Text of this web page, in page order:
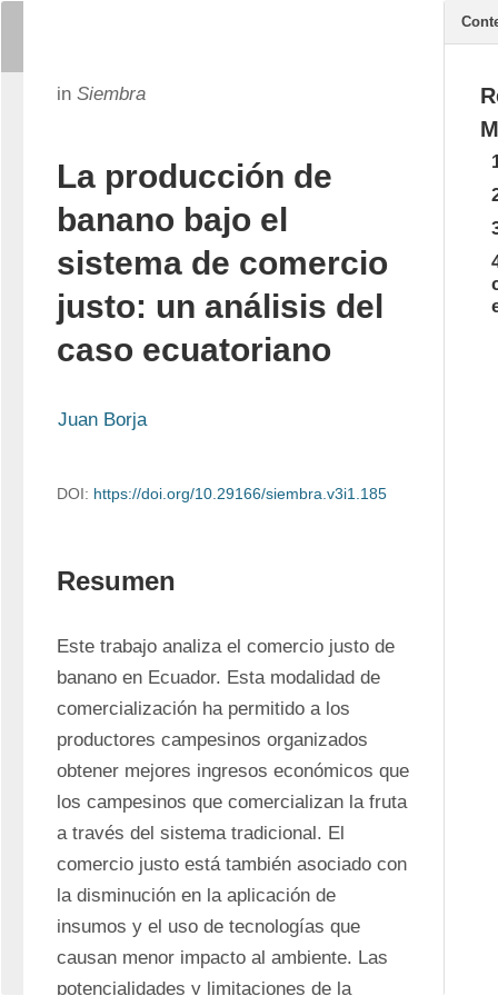
in Siembra
La producción de
banano bajo el
sistema de comercio
justo: un análisis del
caso ecuatoriano
Juan Borja
DOI: https://doi.org/10.29166/siembra.v3i1.185
Resumen
Este trabajo analiza el comercio justo de
banano en Ecuador. Esta modalidad de
comercialización ha permitido a los
productores campesinos organizados
obtener mejores ingresos económicos que
los campesinos que comercializan la fruta
a través del sistema tradicional. El
comercio justo está también asociado con
la disminución en la aplicación de
insumos y el uso de tecnologías que
causan menor impacto al ambiente. Las
potencialidades y limitaciones de la